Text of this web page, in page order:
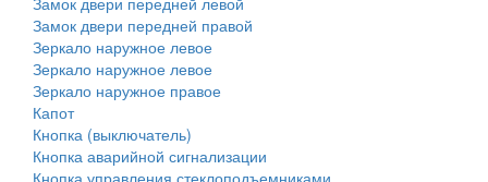
Замок двери передней правой
Зеркало наружное левое
Зеркало наружное левое
Зеркало наружное правое
Капот
Кнопка (выключатель)
Кнопка аварийной сигнализации
Кнопка управления стеклоподъемниками